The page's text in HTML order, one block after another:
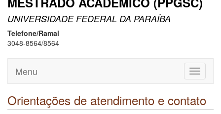
UNIVERSIDADE FEDERAL DA PARAÍBA
Telefone/Ramal
3048-8564/8564
Toggle
Menu
Orientações de atendimento e contato